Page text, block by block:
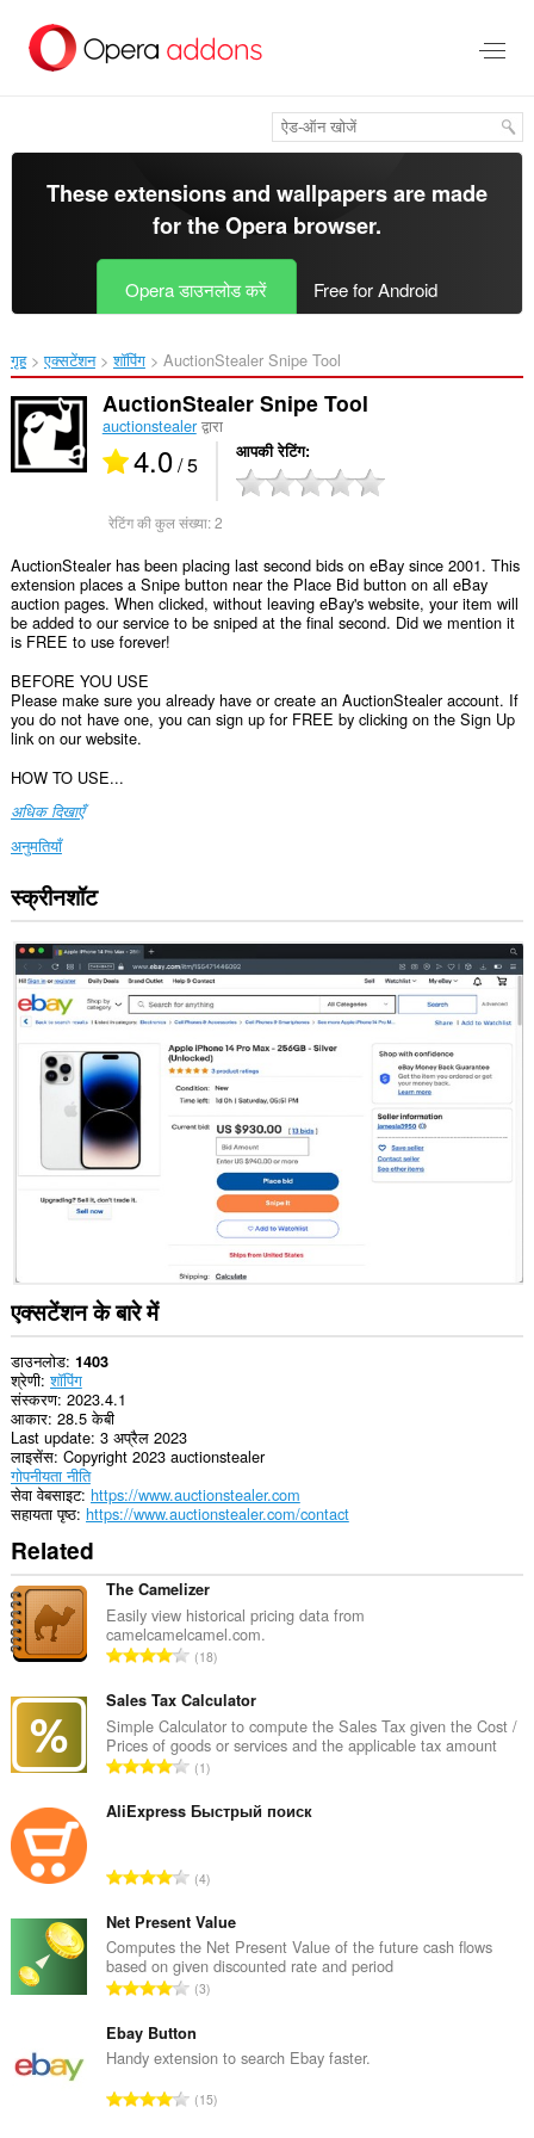
सामग्री
These extensions and wallpapers are made
for theOpera browser.
Opera डाउनलोड करें Free for Android
गृह एक्सटेंशन शॉपिंग AuctionStealer Snipe Tool‎
AuctionStealer Snipe Tool
auctionstealerद्वारा
4.0/ 5 आपकी रेटिंग
रेटिंग की कुल संख्या:2
AuctionStealer has been placing last second bids on eBay since 2001. This
extension places a Snipe button near the Place Bid button on all eBay
auction pages. When clicked, without leaving eBay's website, your item will
be added to our service to be sniped at the final second. Did we mention it
is FREE to use forever!
BEFORE YOU USE
Please make sure you already have or create an AuctionStealer account. If
you do not have one, you can sign up for FREE by clicking on the Sign Up
link on our website.
HOW TO USE...
अधिक दिखाएँ
अनुमतियाँ
यह
एक्सटेंशन
वेबसाइट
पर
आपके
डेटा
तक
स्क्रीनशॉट
एक्सटेंशन के बारे में
डाउनलोड 1403
श्रेणी शॉपिंग
संस्करण 2023.4.1
आकार 28.5 केबी
Last update 3 अप्रैल 2023
लाइसेंस Copyright 2023 auctionstealer
गोपनीयता नीति
सेवा वेबसाइट https://www.auctionstealer.com
सहायता पृष्ठ https://www.auctionstealer.com/contact
Related
The Camelizer
Easily view historical pricing data from
camelcamelcamel.com.
रे
ग
की
कु
ल
ख्या
18
Sales Tax Calculator
Simple Calculator to compute the Sales Tax given the Cost /
Prices of goods or services and the applicable tax amount
रे
ग
ल
ख्या
:
1
AliExpress Быстрый поиск
रे
ग
की
कु
ल
ख्या
:
4
Net Present Value
Computes the Net Present Value of the future cash flows
based on given discounted rate and period
रे
ग
की
ल
3
Ebay Button
Handy extension to search Ebay faster.
रे 15